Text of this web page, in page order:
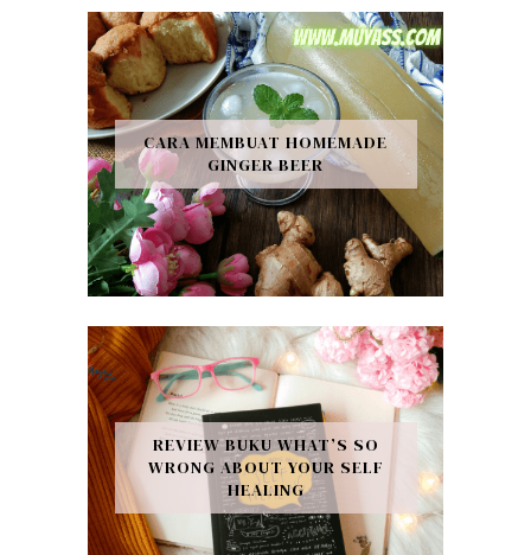
CARA MEMBUAT HOMEMADE
GINGER BEER
REVIEW BUKU WHAT’S SO
WRONG ABOUT YOUR SELF
HEALING